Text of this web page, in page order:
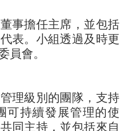
事擔任主席，並包括
表。小組透過及時更
員會。
理級別的團隊，支持
可持續發展管理的使
同主持，並包括來自